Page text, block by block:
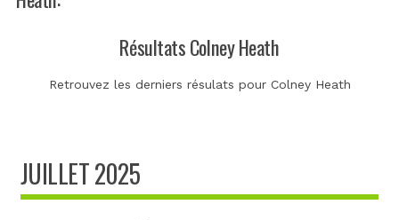
Résultats Colney Heath
Retrouvez les derniers résulats pour Colney Heath
JUILLET 2025